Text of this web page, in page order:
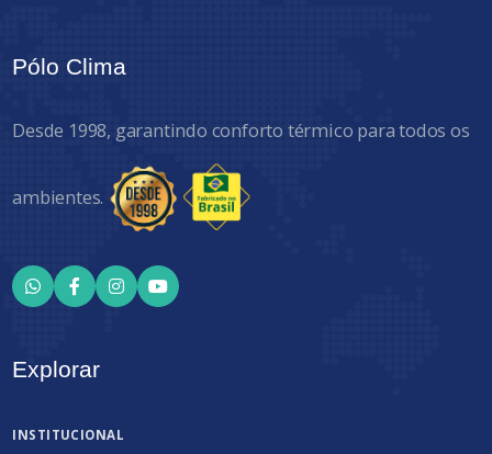
Pólo Clima
Desde 1998, garantindo conforto térmico para todos os
ambientes.
Explorar
INSTITUCIONAL